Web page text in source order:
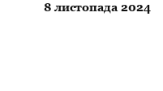
8 листопада 2024